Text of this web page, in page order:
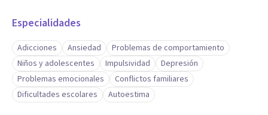
Especialidades
Adicciones Ansiedad
Problemas de comportamiento
Niños y adolescentes
Impulsividad
Depresión
Problemas emocionales
Conflictos familiares
Dificultades escolares
Autoestima